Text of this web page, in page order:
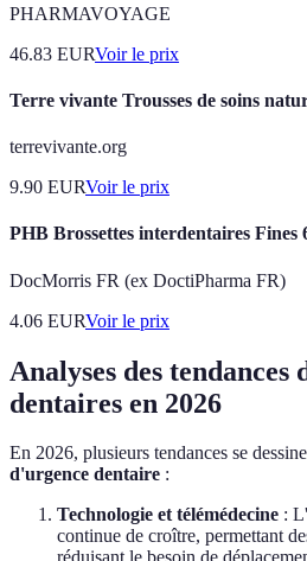
PHARMAVOYAGE
46.83 EURVoir le prix
Terre vivante Trousses de soins
terrevivante.org
9.90 EURVoir le prix
PHB Brossettes interdentaires Fines
DocMorris FR (ex DoctiPharma FR)
4.06 EURVoir le prix
Analyses des tendances
dentaires en 2026
En 2026, plusieurs tendances se
d'urgence dentaire :
Technologie et télémédecine :
continue de croître, permettant